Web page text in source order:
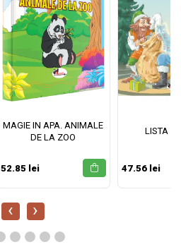
MAGIE IN APA. ANIMALE
DE LA ZOO
52.85 lei
LISTA
47.56 lei
‹ ›